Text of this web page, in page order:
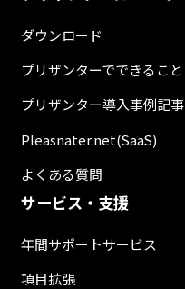
ダウンロード
プリザンターでできること
プリザンター導入事例記事
Pleasnater.net(SaaS)
よくある質問
サービス・支援
年間サポートサービス
項目拡張